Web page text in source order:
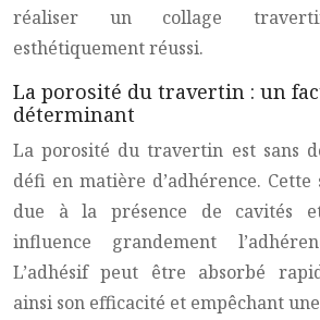
réaliser un collage
esthétiquement réussi.
La porosité du travertin : un
déterminant
La porosité dutravertin est sans
défi en matière d’adhérence.
due à la présence de cavités
influence grandement
L’adhésif peut être absorbé
ainsi son efficacité et empêchant